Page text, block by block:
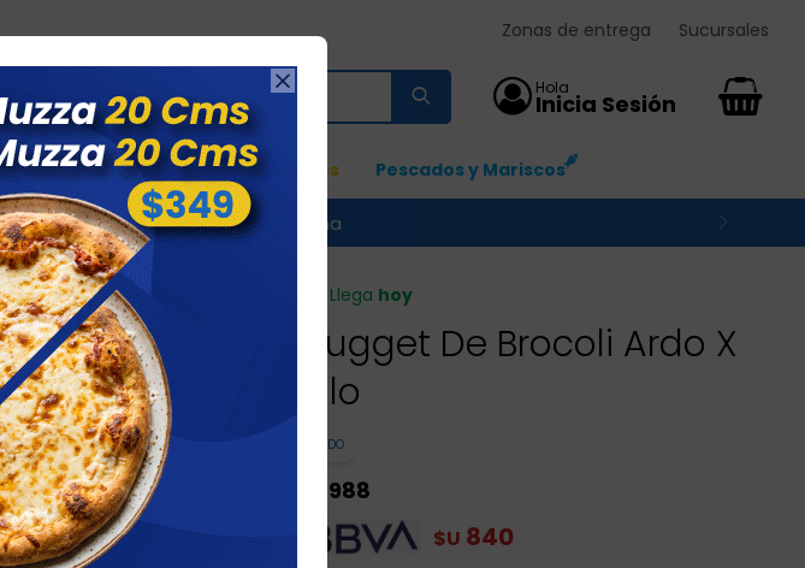

$60 *Puede Variar según su zona
Promociones Nuevos Ingresos Pescados y Mariscos
0
Zonas de entrega Sucursales
Llega hoy
Nugget De Brocoli Ardo X
Kilo
ARDO
988
$U 840